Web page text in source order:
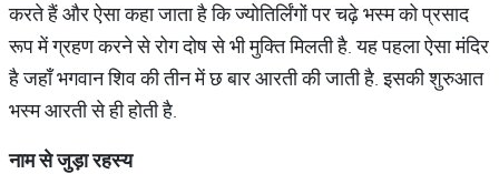
करते हैं और ऐसा कहा जाता है कि ज्योतिर्लिंगों पर चढ़े भस्म को प्रसाद
रूप में ग्रहण करने से रोग दोष से भी मुक्ति मिलती है. यह पहला ऐसा मंदिर
है जहाँ भगवान शिव की तीन में छ बार आरती की जाती है. इसकी शुरुआत
भस्म आरती से ही होती है.
नामसेजुड़ारहस्य